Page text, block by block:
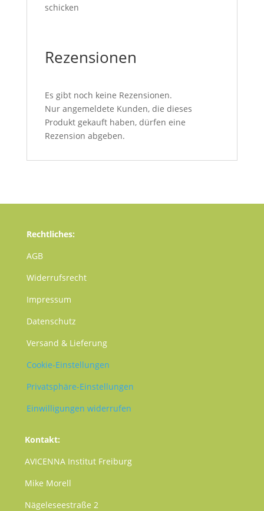
schicken
Rezensionen
Es gibt noch keine Rezensionen.
Nur angemeldete Kunden, die dieses
Produkt gekauft haben, dürfen eine
Rezension abgeben.
Rechtliches:
AGB
Widerrufsrecht
Impressum
Datenschutz
Versand & Lieferung
Cookie-Einstellungen
Privatsphäre-Einstellungen
Einwilligungen widerrufen
Kontakt:
AVICENNA Institut Freiburg
Mike Morell
Nägeleseestraße 2